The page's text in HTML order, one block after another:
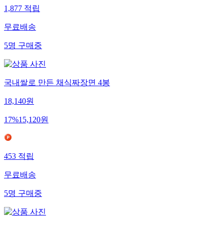
1,877 적립
무료배송
5명 구매중
국내쌀로 만든 채식짜장면 4봉
18,140원
17%15,120원
453 적립
무료배송
5명 구매중